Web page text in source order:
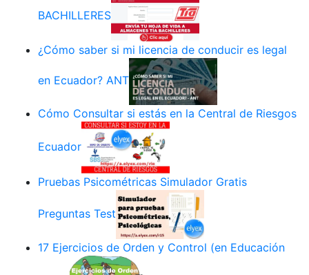
BACHILLERES
¿Cómo saber si mi licencia de conducir es legal
en Ecuador? ANT
Cómo Consultar si estás en la Central de Riesgos
Ecuador
Pruebas Psicométricas Simulador Gratis
Preguntas Test
17 Ejercicios de Orden y Control (en Educación